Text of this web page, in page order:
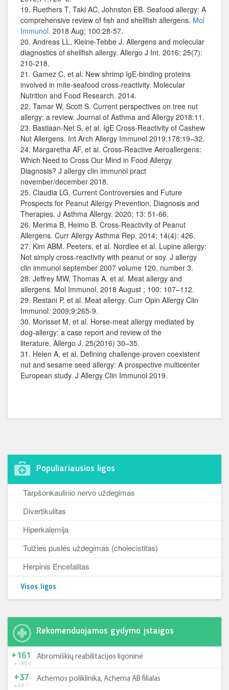
19. Ruethers T, Taki AC, Johnston EB. Seafood allergy: A
comprehensive review of fish and shellfish allergens. Mol
Immunol. 2018 Aug; 100:28-57.
20. Andreas LL, Kleine-Tebbe J. Allergens and molecular
diagnostics of shellfish allergy. Allergo J Int. 2016; 25(7):
210-218.
21. Gamez C, et al. New shrimp IgE-binding proteins
involved in mite-seafood cross-reactivity. Molecular
Nutrition and Food Research. 2014.
22. Tamar W, Scott S. Current perspectives on tree nut
allergy: a review. Journal of Asthma and Allergy 2018:11.
23. Bastiaan-Net S, et al. IgE Cross-Reactivity of Cashew
Nut Allergens. Int Arch Allergy Immunol 2019;178:19–32.
24. Margaretha AF, et al. Cross-Reactive Aeroallergens:
Which Need to Cross Our Mind in Food Allergy
Diagnosis? J allergy clin immunol pract
november/december 2018.
25. Claudia LG. Current Controversies and Future
Prospects for Peanut Allergy Prevention, Diagnosis and
Therapies. J Asthma Allergy. 2020; 13: 51-66.
26. Merima B, Heimo B. Cross-Reactivity of Peanut
Allergens. Curr Allergy Asthma Rep. 2014; 14(4): 426.
27. Kim ABM. Peeters, et al. Nordlee et al. Lupine allergy:
Not simply cross-reactivity with peanut or soy. J allergy
clin immunol september 2007 volume 120, number 3.
28. Jeffrey MW, Thomas A. et al. Meat allergy and
allergens. Mol Immunol. 2018 August ; 100: 107–112.
29. Restani P, et al. Meat allergy. Curr Opin Allergy Clin
Immunol. 2009;9:265-9.
30. Morisset M, et al. Horse-meat allergy mediated by
dog-allergy: a case report and review of the
literature, Allergo J, 25(2016) 30–35.
31. Helen A, et al. Defining challenge-proven coexistent
nut and sesame seed allergy: A prospective multicenter
European study. J Allergy Clin Immunol 2019.
Populiariausios ligos
Tarpšonkaulinio nervo uždegimas
Divertikulitas
Hiperkalemija
Tulžies puslės uždegimas (cholecistitas)
Herpinis Encefalitas
Visos ligos
Rekomenduojamos gydymo įstaigos
+185-24
+161 Abromiškių reabilitacijos ligoninė
+44-7
+37 Achemos poliklinika, Achema AB filialas